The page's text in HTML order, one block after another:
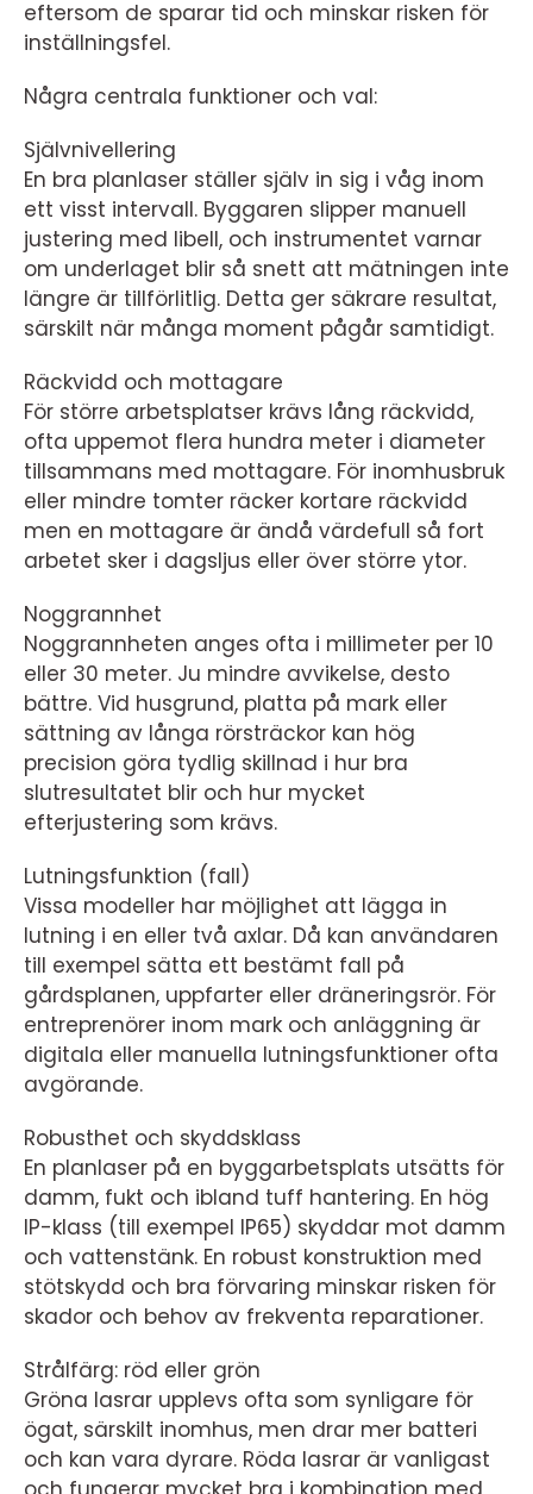
eftersom de sparar tid och minskar risken för
inställningsfel.
Några centrala funktioner och val:
Självnivellering
En bra planlaser ställer själv in sig i våg inom
ett visst intervall. Byggaren slipper manuell
justering med libell, och instrumentet varnar
om underlaget blir så snett att mätningen inte
längre är tillförlitlig. Detta ger säkrare resultat,
särskilt när många moment pågår samtidigt.
Räckvidd och mottagare
För större arbetsplatser krävs lång räckvidd,
ofta uppemot flera hundra meter i diameter
tillsammans med mottagare. För inomhusbruk
eller mindre tomter räcker kortare räckvidd
men en mottagare är ändå värdefull så fort
arbetet sker i dagsljus eller över större ytor.
Noggrannhet
Noggrannheten anges ofta i millimeter per 10
eller 30 meter. Ju mindre avvikelse, desto
bättre. Vid husgrund, platta på mark eller
sättning av långa rörsträckor kan hög
precision göra tydlig skillnad i hur bra
slutresultatet blir och hur mycket
efterjustering som krävs.
Lutningsfunktion (fall)
Vissa modeller har möjlighet att lägga in
lutning i en eller två axlar. Då kan användaren
till exempel sätta ett bestämt fall på
gårdsplanen, uppfarter eller dräneringsrör. För
entreprenörer inom mark och anläggning är
digitala eller manuella lutningsfunktioner ofta
avgörande.
Robusthet och skyddsklass
En planlaser på en byggarbetsplats utsätts för
damm, fukt och ibland tuff hantering. En hög
IP-klass (till exempel IP65) skyddar mot damm
och vattenstänk. En robust konstruktion med
stötskydd och bra förvaring minskar risken för
skador och behov av frekventa reparationer.
Strålfärg: röd eller grön
Gröna lasrar upplevs ofta som synligare för
ögat, särskilt inomhus, men drar mer batteri
och kan vara dyrare. Röda lasrar är vanligast